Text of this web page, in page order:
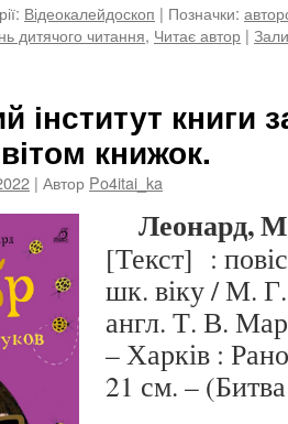
Відеокалейдоскоп | Позначки:
дитячого читання, Читає автор |
інститут книги
книжок.
| Автор Po4itai_ka
Леонард,
[Текст] :
шк. віку / М.
англ. Т. В.
– Харків :
21 см. –